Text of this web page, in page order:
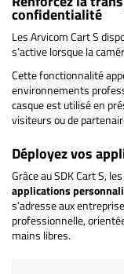
confidentialité
Les Arvicom Cart S
s’active lorsque la
Cette fonctionnalité
environnements
casque est utilisé en
visiteurs ou de
Déployez vos
Grâce au SDK Cart S,
applications
s’adresse aux
professionnelle,
mains libres.